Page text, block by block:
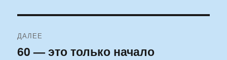
ДАЛЕЕ
Следующая
60 — это только начало